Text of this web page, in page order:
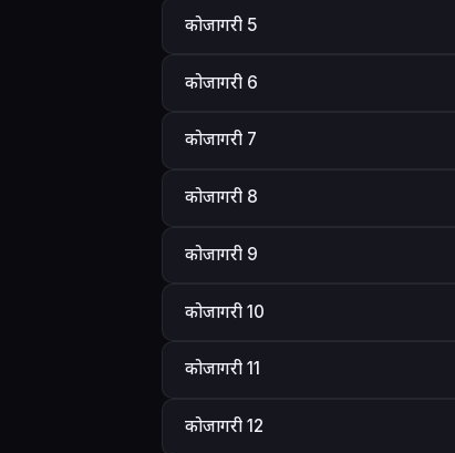
कोजागरी 5
कोजागरी 6
कोजागरी 7
कोजागरी 8
कोजागरी 9
कोजागरी 10
कोजागरी 11
कोजागरी 12